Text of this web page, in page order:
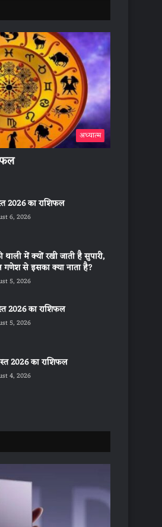
अध्यात्म
2026 का राशिफल
6, 2026
थाली में क्यों रखी जाती है सुपारी,
गणेश से इसका क्या नाता है?
5, 2026
2026 का राशिफल
5, 2026
2026 का राशिफल
4, 2026